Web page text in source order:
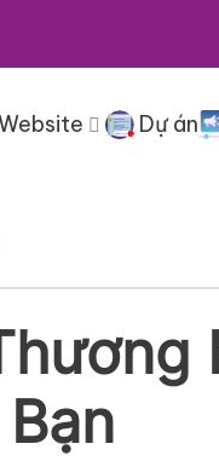
Dự án